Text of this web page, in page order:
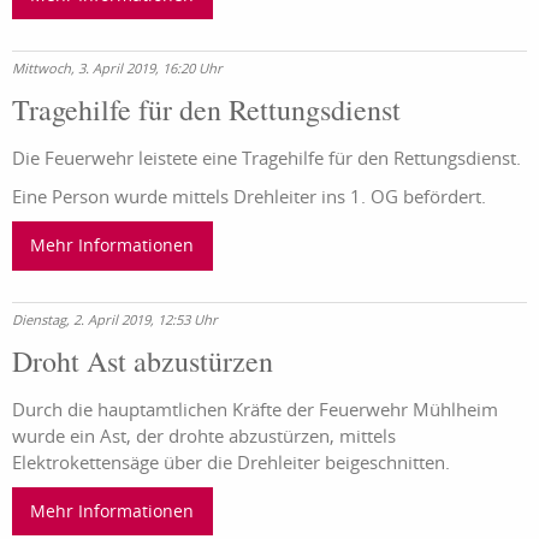
Mittwoch, 3. April 2019, 16:20 Uhr
Tragehilfe für den Rettungsdienst
Die Feuerwehr leistete eine Tragehilfe für den Rettungsdienst.
Eine Person wurde mittels Drehleiter ins 1. OG befördert.
Mehr Informationen
Dienstag, 2. April 2019, 12:53 Uhr
Droht Ast abzustürzen
Durch die hauptamtlichen Kräfte der Feuerwehr Mühlheim
wurde ein Ast, der drohte abzustürzen, mittels
Elektrokettensäge über die Drehleiter beigeschnitten.
Mehr Informationen